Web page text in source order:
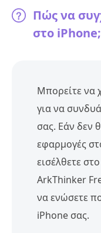
Πώς να
στο iPhone;
Μπορείτε να
για να
σας. Εάν δεν
εφαρμογές
εισέλθετε
ArkThinker
να ενώσετε
iPhone σας.